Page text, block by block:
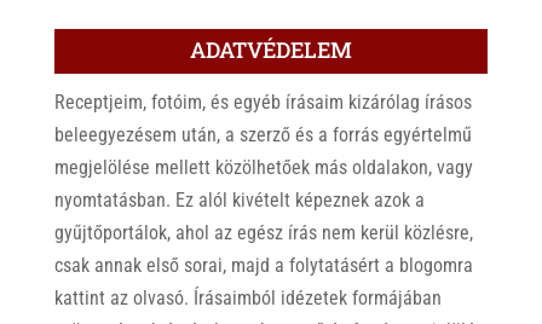
ADATVÉDELEM
Receptjeim, fotóim, és egyéb írásaim kizárólag írásos
beleegyezésem után, a szerző és a forrás egyértelmű
megjelölése mellett közölhetőek más oldalakon, vagy
nyomtatásban. Ez alól kivételt képeznek azok a
gyűjtőportálok, ahol az egész írás nem kerül közlésre,
csak annak első sorai, majd a folytatásért a blogomra
kattint az olvasó. Írásaimból idézetek formájában